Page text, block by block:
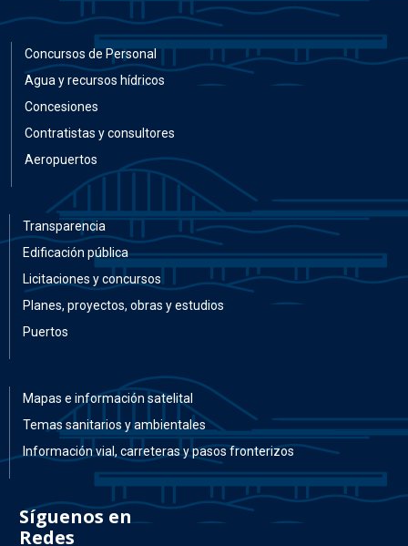
Concursos de Personal
Agua y recursos hídricos
Concesiones
Contratistas y consultores
Aeropuertos
Transparencia
Edificación pública
Licitaciones y concursos
Planes, proyectos, obras y estudios
Puertos
Mapas e información satelital
Temas sanitarios y ambientales
Información vial, carreteras y pasos fronterizos
Síguenos en
Redes